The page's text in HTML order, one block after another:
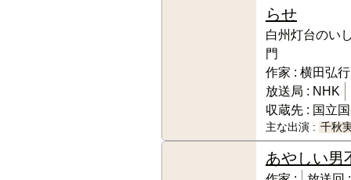
らせ
白州灯台のい
門
作家 : 横田弘行
放送局 : NHK
収蔵先 : 国立
主な出演 : 千秋
あやしい男